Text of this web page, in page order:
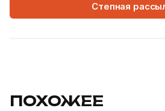
Степная
ПОХОЖЕЕ